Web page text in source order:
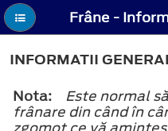
Frâne -
INFORMATII
Nota:
Este normal
frânare din când în